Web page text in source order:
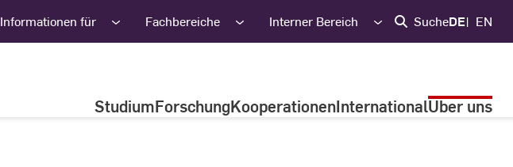
Informationen für Fachbereiche Interner Bereich SucheDE EN
StudiumForschungKooperationenInternationalÜber uns